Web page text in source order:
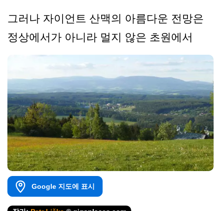
그러나 자이언트 산맥의 아름다운 전망은
정상에서가 아니라 멀지 않은 초원에서
Google 지도에 표시